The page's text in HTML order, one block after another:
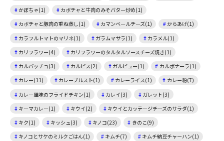
かぼちゃ(1)
カボチャと牛肉のみそバター炒め(1)
カボチャと豚肉の重ね蒸し(1)
カマンベールチーズ(1)
からあげ(1)
カラフルトマトのマリネ(1)
ガラムマサラ(1)
カラメル(1)
カリフラワー(4)
カリフラワーのタルタルソースチーズ焼き(1)
カルパッチョ(3)
カルピス(2) ガルビュー(1)
カルボナーラ(1)
カレー(11)
カレーブルスト(1) カレーライス(1)
カレー粉(7)
カレー風味のフライドチキン(1)
カレイ(3)
ガレット(3)
キーマカレー(1)
キウイ(2)
キウイとカッテージチーズのサラダ(1)
キク(1)
キッシュ(3) キノコ(23)
きのこ(9)
キノコとサケのミルクごはん(1)
キムチ(7)
キムチ納豆チャーハン(1)